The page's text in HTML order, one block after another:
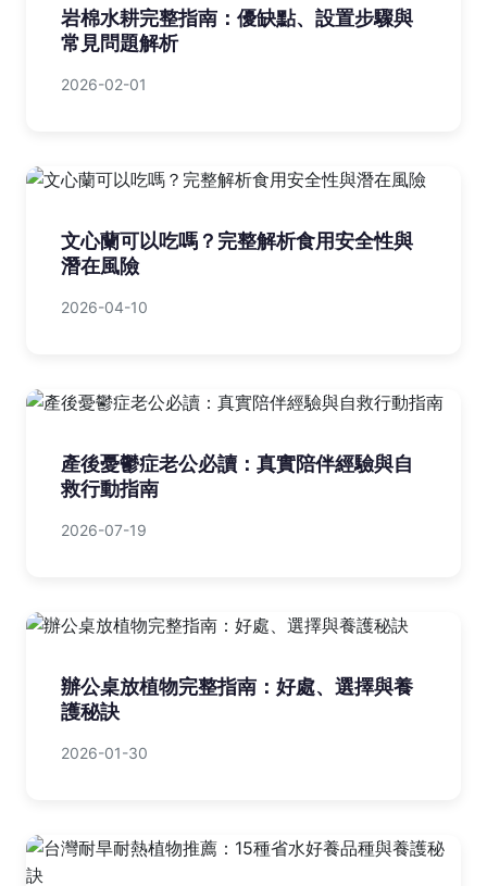
岩棉水耕完整指南：優缺點、設置步驟與
常見問題解析
2026-02-01
文心蘭可以吃嗎？完整解析食用安全性與
潛在風險
2026-04-10
產後憂鬱症老公必讀：真實陪伴經驗與自
救行動指南
2026-07-19
辦公桌放植物完整指南：好處、選擇與養
護秘訣
2026-01-30